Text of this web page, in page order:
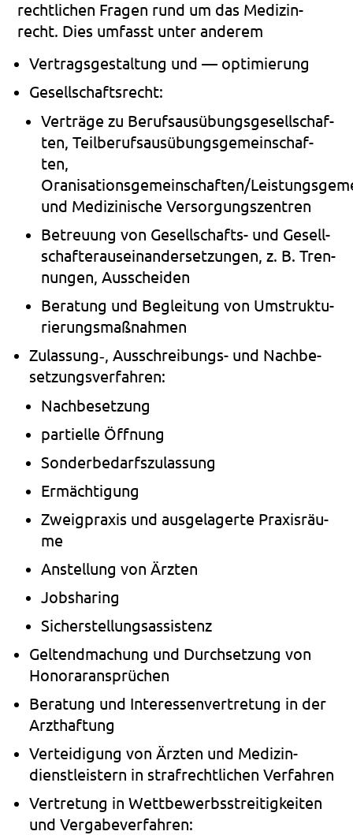
recht­li­chen Fra­gen rund um das Medi­zin­
recht. Dies umfasst unter ande­rem
Ver­trags­ge­stal­tung und — opti­mie­rung
Gesell­schafts­recht:
Ver­trä­ge zu Berufs­aus­übungs­ge­sell­schaf­
ten, Teil­be­rufs­aus­übungs­ge­mein­schaf­
ten,
Oranisationsgemeinschaften/
und Medi­zi­ni­sche Ver­sor­gungs­zen­tren
Betreu­ung von Gesellschafts- und Gesell­
schaf­ter­aus­ein­an­der­set­zun­gen, z. B. Tren­
nun­gen, Aus­schei­den
Bera­tung und Beglei­tung von Umstruk­tu­
rie­rungs­maß­nah­men
Zulassung‑, Ausschreibungs- und Nach­be­
set­zungs­ver­fah­ren:
Nach­be­set­zung
par­ti­el­le Öff­nung
Son­der­be­darfs­zu­las­sung
Ermäch­ti­gung
Zweig­pra­xis und aus­ge­la­ger­te Pra­xis­räu­
me
Anstel­lung von Ärz­ten
Job­sha­ring
Sicher­stel­lungs­as­sis­tenz
Gel­tend­ma­chung und Durch­set­zung von
Hono­rar­an­sprü­chen
Bera­tung und Inter­es­sen­ver­tre­tung in der
Arzt­haf­tung
Ver­tei­di­gung von Ärz­ten und Medi­zin­
dienst­leis­tern in straf­recht­li­chen Ver­fah­ren
Ver­tre­tung in Wett­be­werbs­strei­tig­kei­ten
und Ver­ga­be­ver­fah­ren: